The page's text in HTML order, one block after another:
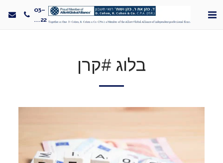
03-
5330022
בלוג #קרן